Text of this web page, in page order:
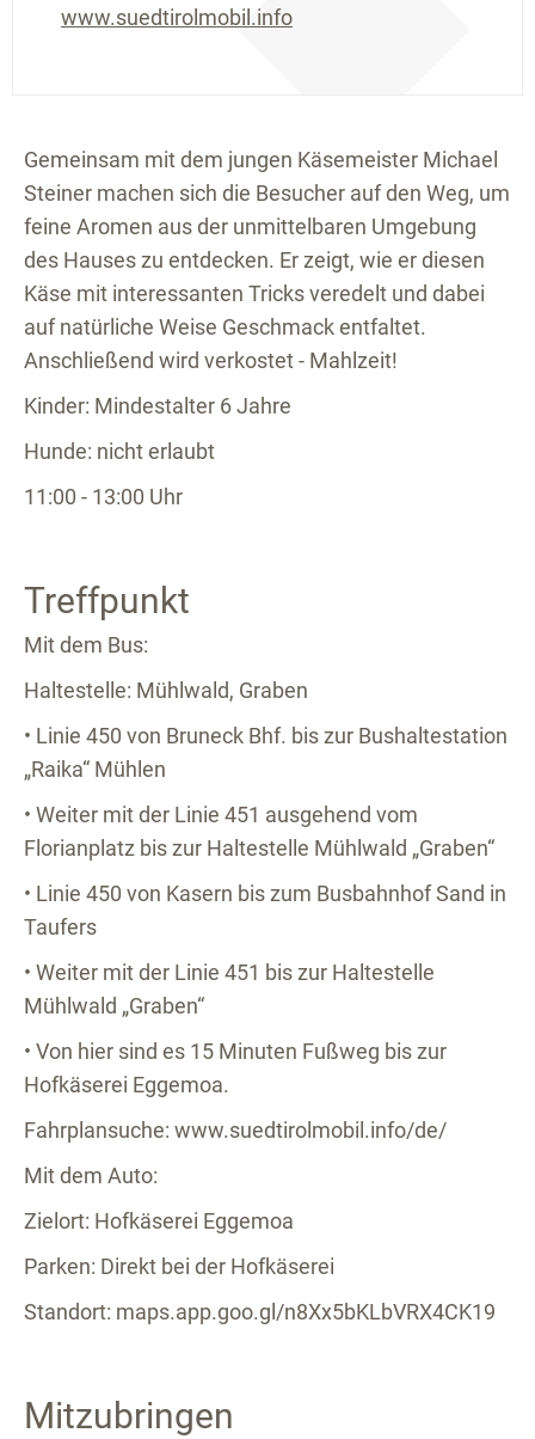
Gemeinsam mit dem jungen Käsemeister Michael
Steiner machen sich die Besucher auf den Weg, um
feine Aromen aus der unmittelbaren Umgebung
des Hauses zu entdecken. Er zeigt, wie er diesen
Käse mit interessanten Tricks veredelt und dabei
auf natürliche Weise Geschmack entfaltet.
Anschließend wird verkostet - Mahlzeit!
Kinder: Mindestalter 6 Jahre
Hunde: nicht erlaubt
11:00 - 13:00 Uhr
Treffpunkt
Mit dem Bus:
Haltestelle: Mühlwald, Graben
• Linie 450 von Bruneck Bhf. bis zur Bushaltestation
„Raika“ Mühlen
• Weiter mit der Linie 451 ausgehend vom
Florianplatz bis zur Haltestelle Mühlwald „Graben“
• Linie 450 von Kasern bis zum Busbahnhof Sand in
Taufers
• Weiter mit der Linie 451 bis zur Haltestelle
Mühlwald „Graben“
• Von hier sind es 15 Minuten Fußweg bis zur
Hofkäserei Eggemoa.
Fahrplansuche: www.suedtirolmobil.info/de/
Mit dem Auto:
Zielort: Hofkäserei Eggemoa
Parken: Direkt bei der Hofkäserei
Standort: maps.app.goo.gl/n8Xx5bKLbVRX4CK19
Mitzubringen
www.suedtirolmobil.info